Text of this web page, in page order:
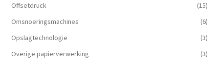
Offsetdruck
(15)
Omsnoeringsmachines
(6)
Opslagtechnologie
(3)
Overige papierverwerking
(3)